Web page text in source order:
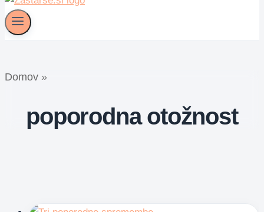
Domov »
poporodna otožnost